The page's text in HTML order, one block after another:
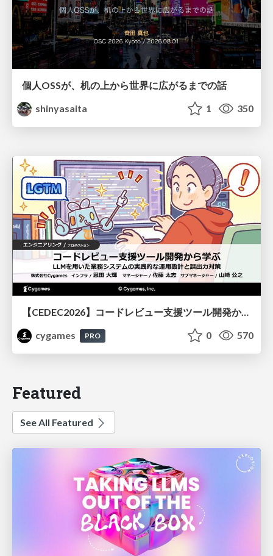
個人OSSが、机の上から世界に広がるまでの話
shinyasaita
1 350
【CEDEC2026】コードレビュー支援ツール開発から学ぶ：LLMを用いた業務システムの実践的な運用設計と誤出力対策
cygames
PRO 0 570
Featured
See All Featured